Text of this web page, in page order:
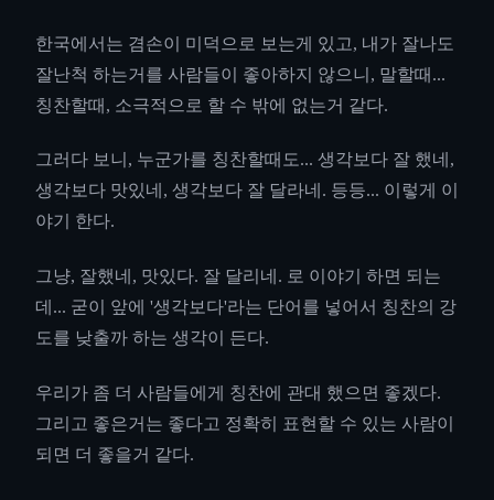
한국에서는 겸손이 미덕으로 보는게 있고, 내가 잘나도
잘난척 하는거를 사람들이 좋아하지 않으니, 말할때...
칭찬할때, 소극적으로 할 수 밖에 없는거 같다.
그러다 보니, 누군가를 칭찬할때도... 생각보다 잘 했네,
생각보다 맛있네, 생각보다 잘 달라네. 등등... 이렇게 이
야기 한다.
그냥, 잘했네, 맛있다. 잘 달리네. 로 이야기 하면 되는
데... 굳이 앞에 '생각보다'라는 단어를 넣어서 칭찬의 강
도를 낮출까 하는 생각이 든다.
우리가 좀 더 사람들에게 칭찬에 관대 했으면 좋겠다.
그리고 좋은거는 좋다고 정확히 표현할 수 있는 사람이
되면 더 좋을거 같다.